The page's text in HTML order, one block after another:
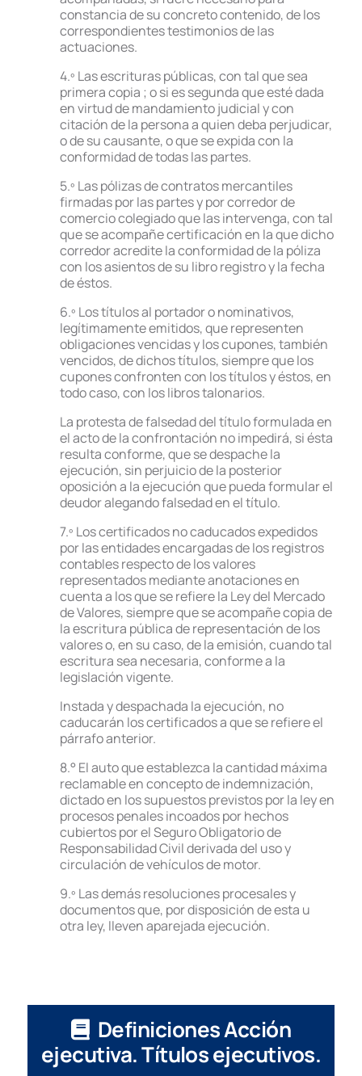
constancia de su concreto contenido, de los
correspondientes testimonios de las
actuaciones.
4.º Las escrituras públicas, con tal que sea
primera copia ; o si es segunda que esté dada
en virtud de mandamiento judicial y con
citación de la persona a quien deba perjudicar,
o de su causante, o que se expida con la
conformidad de todas las partes.
5.º Las pólizas de contratos mercantiles
firmadas por las partes y por corredor de
comercio colegiado que las intervenga, con tal
que se acompañe certificación en la que dicho
corredor acredite la conformidad de la póliza
con los asientos de su libro registro y la fecha
de éstos.
6.º Los títulos al portador o nominativos,
legítimamente emitidos, que representen
obligaciones vencidas y los cupones, también
vencidos, de dichos títulos, siempre que los
cupones confronten con los títulos y éstos, en
todo caso, con los libros talonarios.
La protesta de falsedad del título formulada en
el acto de la confrontación no impedirá, si ésta
resulta conforme, que se despache la
ejecución, sin perjuicio de la posterior
oposición a la ejecución que pueda formular el
deudor alegando falsedad en el título.
7.º Los certificados no caducados expedidos
por las entidades encargadas de los registros
contables respecto de los valores
representados mediante anotaciones en
cuenta a los que se refiere la Ley del Mercado
de Valores, siempre que se acompañe copia de
la escritura pública de representación de los
valores o, en su caso, de la emisión, cuando tal
escritura sea necesaria, conforme a la
legislación vigente.
Instada y despachada la ejecución, no
caducarán los certificados a que se refiere el
párrafo anterior.
8.° El auto que establezca la cantidad máxima
reclamable en concepto de indemnización,
dictado en los supuestos previstos por la ley en
procesos penales incoados por hechos
cubiertos por el Seguro Obligatorio de
Responsabilidad Civil derivada del uso y
circulación de vehículos de motor.
9.º Las demás resoluciones procesales y
documentos que, por disposición de esta u
otra ley, lleven aparejada ejecución.
Definiciones Acción
ejecutiva. Títulos ejecutivos.